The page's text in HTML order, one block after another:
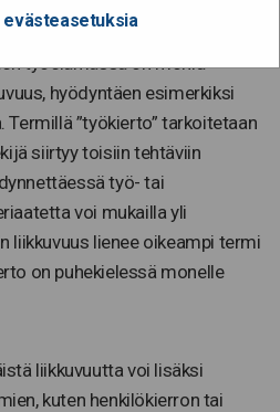
evästeasetuksia
työelämässä on monia
hyödyntäen esimerkiksi
”työkierto” tarkoitetaan
siirtyy toisiin tehtäviin
työ- tai
voi mukailla yli
liikkuvuus lienee oikeampi termi
on puhekielessä monelle
liikkuvuutta voi lisäksi
kuten henkilökierron tai